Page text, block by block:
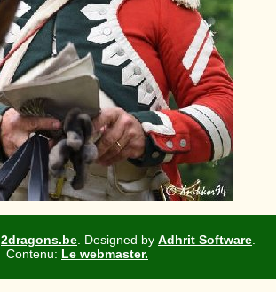
2dragons.be . Designed by Adhrit Software
Contenu: Le webmaster.